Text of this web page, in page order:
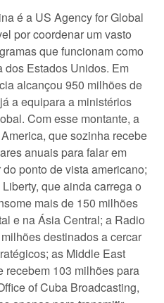
é a US Agency for Global
por coordenar um vasto
que funcionam como
dos Estados Unidos. Em
alcançou 950 milhões de
a equipara a ministérios
Com esse montante, a
que sozinha recebe
anuais para falar em
ponto de vista americano;
que ainda carrega o
mais de 150 milhões
e na Ásia Central; a Radio
destinados a cercar
as Middle East
recebem 103 milhões para
of Cuba Broadcasting,